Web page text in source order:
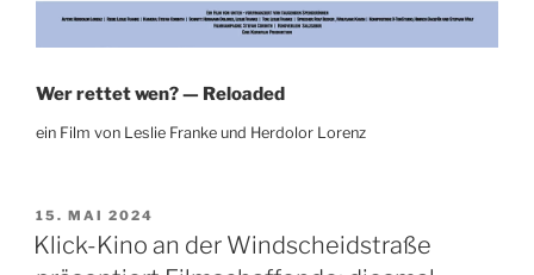
Wer rettet wen? — Reloaded
ein Film von Leslie Franke und Herdolor Lorenz
VERÖFFENTLICHT
AM
15. MAI 2024
Klick-Kino an der Windscheidstraße